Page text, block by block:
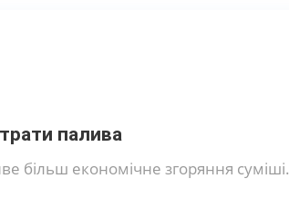
палива
більш економічне згоряння суміші.